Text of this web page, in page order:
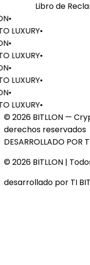
Libro de
•
LUXURY•
•
LUXURY•
•
LUXURY•
•
LUXURY•
© 2026 BITLLON —
derechos reservados
DESARROLLADO POR
© 2026 BITLLON |
desarrollado por TI